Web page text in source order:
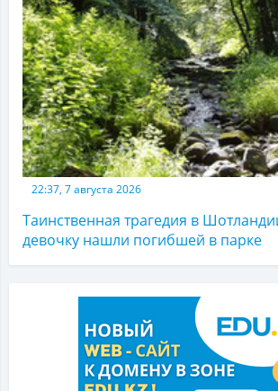
22:37, 7 августа 2026
Таинственная трагедия в
девочку нашли погибшей в парке